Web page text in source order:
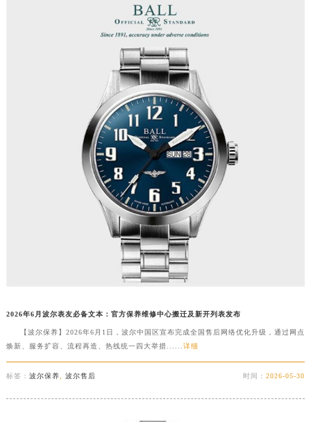
2026年6月波尔表友必备文本：官方保养维修中心搬迁及新开列表发布
【波尔保养】2026年6月1日，波尔中国区宣布完成全国售后网络优化升级，通过网点
焕新、服务扩容、流程再造、热线统一四大举措...... 详细
标签： 波尔保养 波尔售后 时间：2026-05-30